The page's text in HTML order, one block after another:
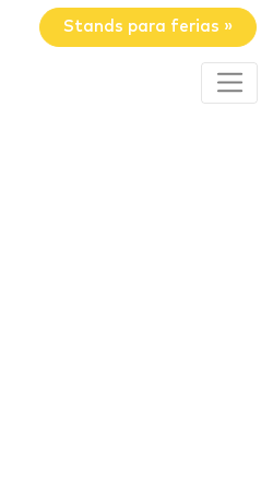
Stands para ferias »